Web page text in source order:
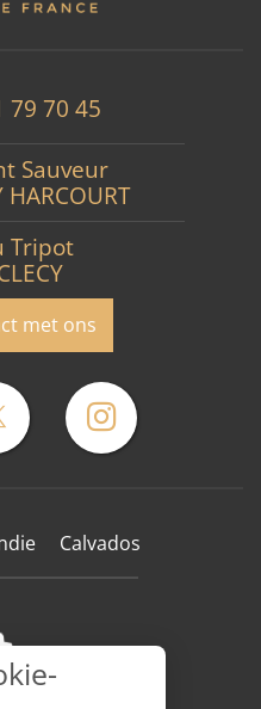
79 70 45
Sauveur
Tripot
met ons
Calvados